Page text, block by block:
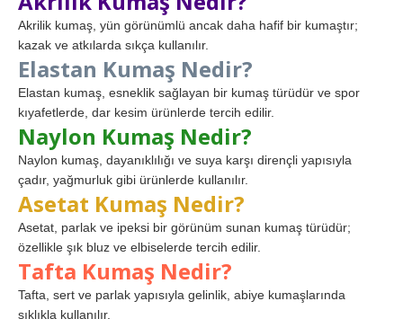
Akrilik kumaş, yün görünümlü ancak daha hafif bir kumaştır;
kazak ve atkılarda sıkça kullanılır.
Elastan Kumaş Nedir?
Elastan kumaş, esneklik sağlayan bir kumaş türüdür ve spor
kıyafetlerde, dar kesim ürünlerde tercih edilir.
Naylon Kumaş Nedir?
Naylon kumaş, dayanıklılığı ve suya karşı dirençli yapısıyla
çadır, yağmurluk gibi ürünlerde kullanılır.
Asetat Kumaş Nedir?
Asetat, parlak ve ipeksi bir görünüm sunan kumaş türüdür;
özellikle şık bluz ve elbiselerde tercih edilir.
Tafta Kumaş Nedir?
Tafta, sert ve parlak yapısıyla gelinlik, abiye kumaşlarında
sıklıkla kullanılır.